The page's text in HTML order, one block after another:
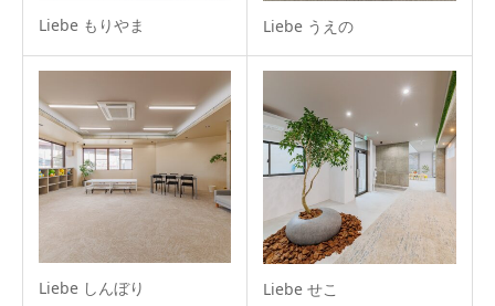
Liebe もりやま Liebe うえの
Liebe しんぼり Liebe せこ